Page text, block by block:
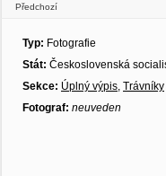
Předchozí
Typ: Fotografie
Stát: Československá
Sekce: Úplný výpis, Trávníky
Fotograf: neuveden